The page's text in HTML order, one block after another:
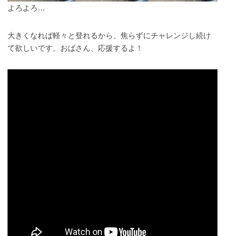
よろよろ…
大きくなれば軽々と登れるから、焦らずにチャレンジし続け
て欲しいです。おばさん、応援するよ！